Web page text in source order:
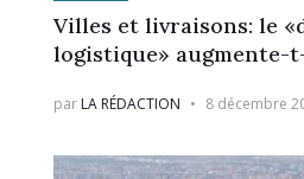
Villes et livraisons: le
logistique»
par LA RÉDACTION 8 décembre